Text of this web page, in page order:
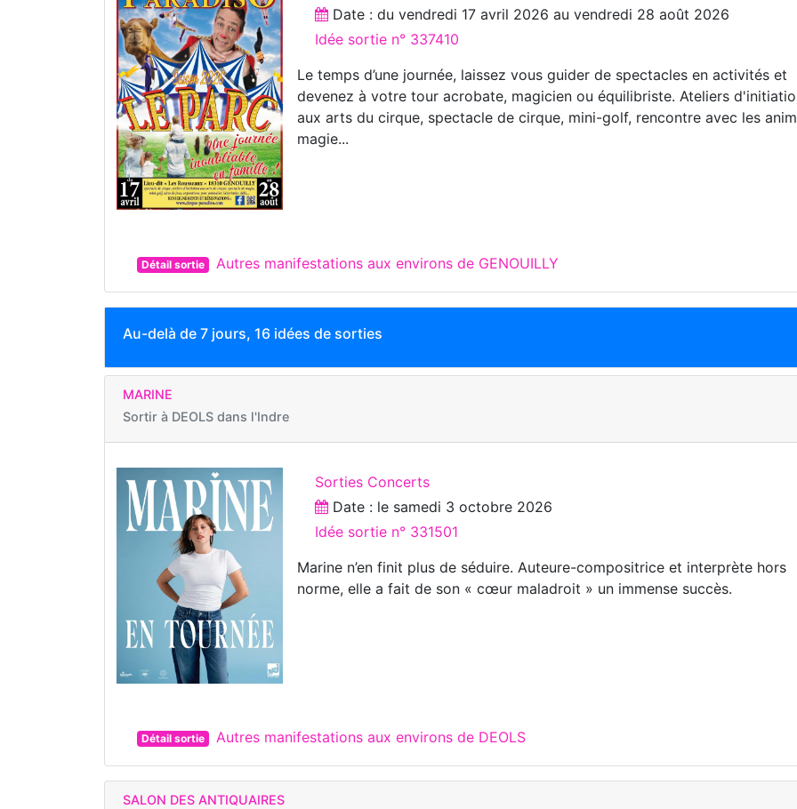
Date : duvendredi 17 avril 2026 auvendredi 28 août 2026
Idée sortie n° 337410
Le temps d’une journée, laissez vous guider de spectacles en activités et
devenez à votre tour acrobate, magicien ou équilibriste. Ateliers
aux arts du cirque, spectacle de cirque, mini-golf, rencontre avec les
magie...
Détail sortie Autres manifestations aux environs de GENOUILLY
Au-delà de 7 jours, 16 idées de sorties
MARINE
Sortir à DEOLS dans l'Indre
Sorties Concerts
Date : le samedi 3 octobre 2026
Idée sortie n° 331501
Marine n’en finit plus de séduire. Auteure-compositrice et interprète hors
norme, elle a fait de son « cœur maladroit » un immense succès.
Détail sortie Autres manifestations aux environs de DEOLS
SALON DES ANTIQUAIRES